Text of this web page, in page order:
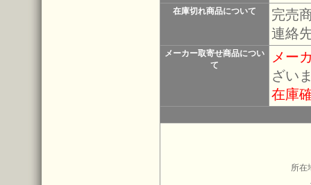
在庫切れ商品について
完売
連絡
メーカー取寄せ商品につい
て
メー
ざい
在庫
所在